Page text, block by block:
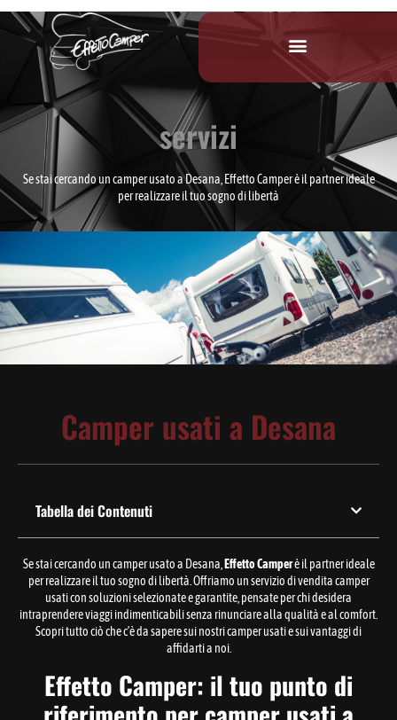
servizi
Se stai cercando un camper usato a Desana, Effetto Camper è il partner ideale
per realizzare il tuo sogno di libertà
Camper usati a Desana
Tabella dei Contenuti
Se stai cercando un camper usato a Desana, Effetto Camperè il partner ideale
per realizzare il tuo sogno di libertà. Offriamo un servizio di vendita camper
usati con soluzioni selezionate e garantite, pensate per chi desidera
intraprendere viaggi indimenticabili senza rinunciare alla qualità e al comfort.
Scopri tutto ciò che c’è da sapere sui nostri camper usati e sui vantaggi di
affidarti a noi.
Effetto Camper: il tuo punto di